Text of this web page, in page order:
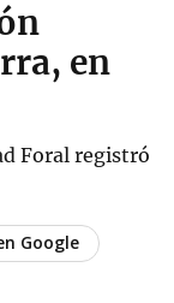
en
Foral registró
Google